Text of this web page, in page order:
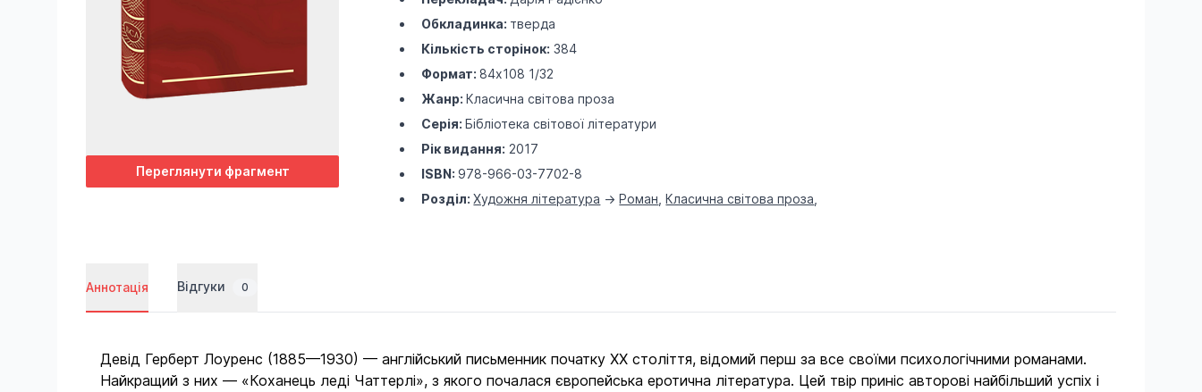
Переглянути фрагмент
Обкладинка: тверда
Кількість сторінок: 384
Формат:84х108 1/32
Жанр:Класична світова проза
Серія:Бібліотека світової літератури
Рік видання: 2017
ISBN:978-966-03-7702-8
Розділ:Художня література ->Роман ,Класична світова проза
Аннотація Відгуки 0
Девід Герберт Лоуренс (1885—1930) — англійський письменник початку ХХ століття, відомий перш за все своїми психологічними романами.
Найкращий з них — «Коханець леді Чаттерлі», з якого почалася європейська еротична література. Цей твір приніс авторові найбільший успіх і